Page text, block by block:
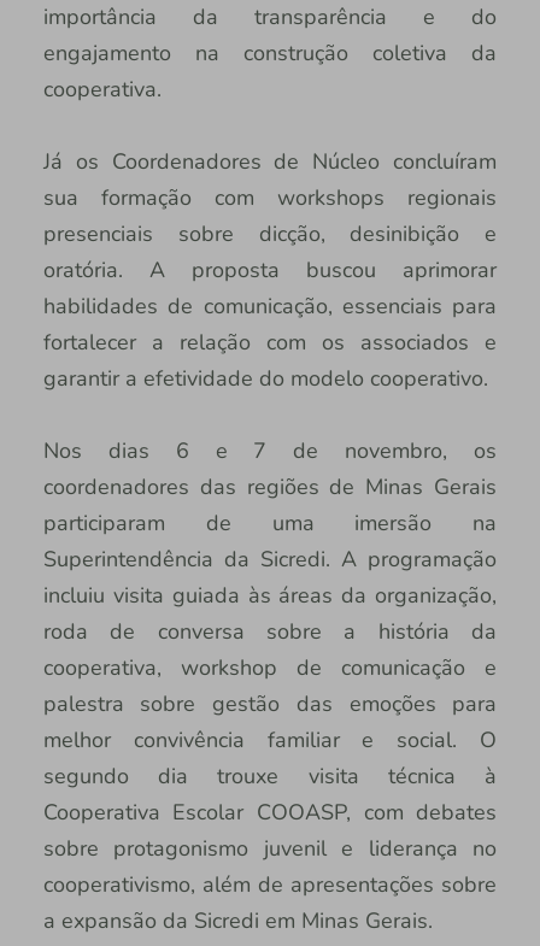
importância da transparência e do
engajamento na construção coletiva da
cooperativa.
Já os Coordenadores de Núcleo concluíram
sua formação com workshops regionais
presenciais sobre dicção, desinibição e
oratória. A proposta buscou aprimorar
habilidades de comunicação, essenciais para
fortalecer a relação com os associados e
garantir a efetividade do modelo cooperativo.
Nos dias 6 e 7 de novembro, os
coordenadores das regiões de Minas Gerais
participaram de uma imersão na
Superintendência da Sicredi. A programação
incluiu visita guiada às áreas da organização,
roda de conversa sobre a história da
cooperativa, workshop de comunicação e
palestra sobre gestão das emoções para
melhor convivência familiar e social. O
segundo dia trouxe visita técnica à
Cooperativa Escolar COOASP, com debates
sobre protagonismo juvenil e liderança no
cooperativismo, além de apresentações sobre
a expansão da Sicredi em Minas Gerais.